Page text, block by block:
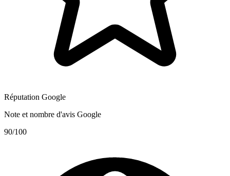
Réputation Google
Note et nombre d'avis Google
90/100